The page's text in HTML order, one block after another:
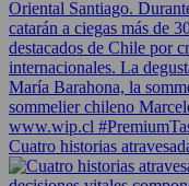
Cuatro historias